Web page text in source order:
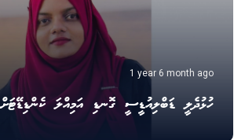
1 year 6 month ago
ހުޅުދެލީ ޑަބްލިއުޑީސީ ގޮނޑި އަމިއްލަ ކެންޑިޑޭޓަށް